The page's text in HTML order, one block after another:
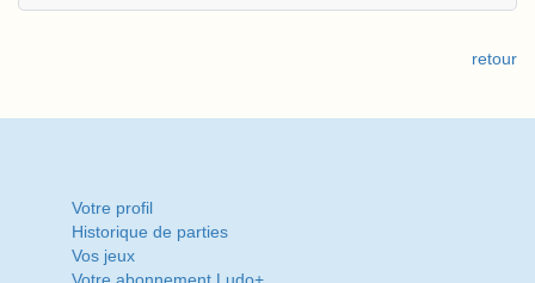
retour
Votre profil
Historique de parties
Vos jeux